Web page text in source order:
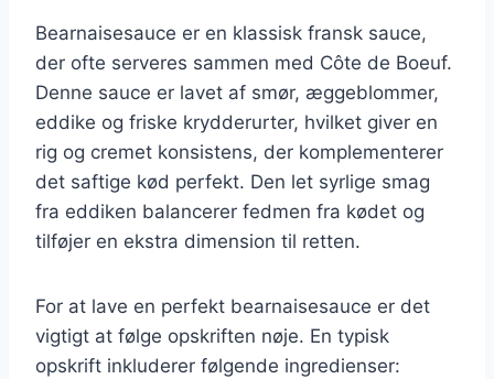
Bearnaisesauce er en klassisk fransk sauce,
der ofte serveres sammen med Côte de Boeuf.
Denne sauce er lavet af smør, æggeblommer,
eddike og friske krydderurter, hvilket giver en
rig og cremet konsistens, der komplementerer
det saftige kød perfekt. Den let syrlige smag
fra eddiken balancerer fedmen fra kødet og
tilføjer en ekstra dimension til retten.
For at lave en perfekt bearnaisesauce er det
vigtigt at følge opskriften nøje. En typisk
opskrift inkluderer følgende ingredienser: